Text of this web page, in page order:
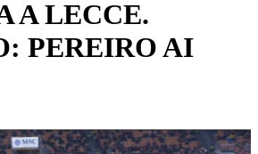
A LECCE.
PEREIRO AI